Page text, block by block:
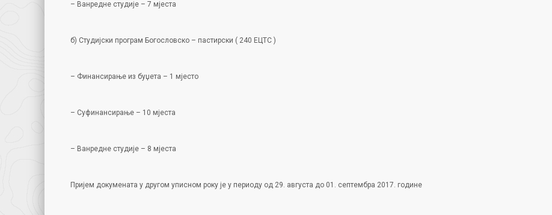
– Ванредне студије – 7 мјеста
б) Студијски програм Богословско – пастирски ( 240 ЕЦТС )
– Финансирање из буџета – 1 мјесто
– Суфинансирање – 10 мјеста
– Ванредне студије – 8 мјеста
Пријем докумената у другом уписном року је у периоду од 29. августа до 01. септембра 2017. године